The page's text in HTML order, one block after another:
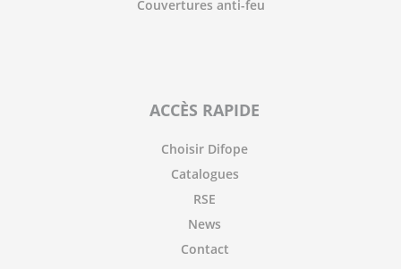
Couvertures anti-feu
ACCÈS RAPIDE
Choisir Difope
Catalogues
RSE
News
Contact